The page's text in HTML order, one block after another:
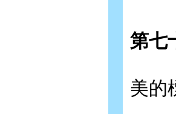
第七
美的